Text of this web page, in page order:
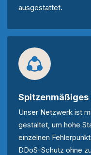
ausgestattet.
Unser Netzwerk ist
gestaltet, um hohe
einzelnen
DDoS-Schutz ohne